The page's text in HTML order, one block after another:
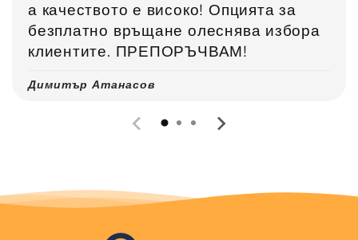
а качеството е високо! Опцията за
безплатно връщане олеснява избора
клиентите. ПРЕПОРЪЧВАМ!
Димитър Атанасов